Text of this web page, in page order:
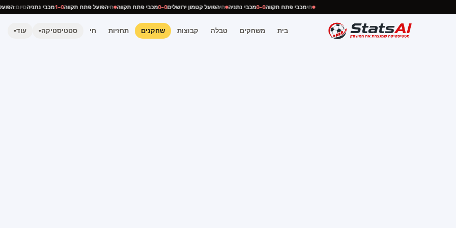
חימכבי פתח תקווה0–0 מכבי נתניה חיהפועל קטמון ירושלים0–0 מכבי פתח תקווה חיהפועל פתח תקווה0–1 מכבי נתניהסיום:
בית משחקים טבלה קבוצות שחקנים תחזיות חי סטטיסטיקה▾ עוד▾